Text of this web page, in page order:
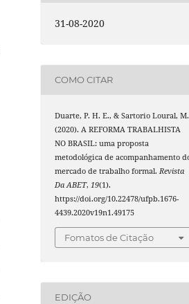
31-08-2020
COMO CITAR
Duarte, P. H. E., & Sartorio Loural, M.
(2020). A REFORMA TRABALHISTA
NO BRASIL: uma proposta
metodológica de acompanhamento
mercado de trabalho formal.Revista
Da ABET,19(1).
https://doi.org/10.22478/ufpb.1676-
4439.2020v19n1.49175
Fomatos de Citação
EDIÇÃO